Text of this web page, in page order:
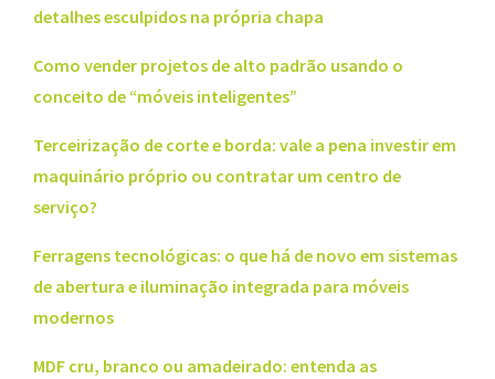
detalhes esculpidos na própria chapa
Como vender projetos de alto padrão usando o
conceito de “móveis inteligentes”
Terceirização de corte e borda: vale a pena investir em
maquinário próprio ou contratar um centro de
serviço?
Ferragens tecnológicas: o que há de novo em sistemas
de abertura e iluminação integrada para móveis
modernos
MDF cru, branco ou amadeirado: entenda as